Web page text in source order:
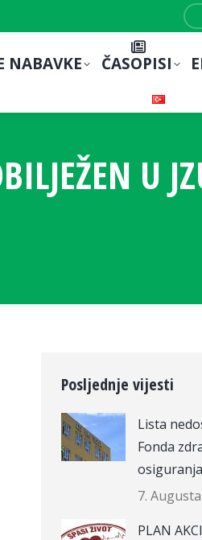
NABAVKE ČASOPISI
U
Posljednje vijesti
Lista
Fonda
7.
PLAN